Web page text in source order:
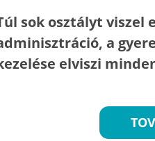
sok osztályt viszel
a
elviszi